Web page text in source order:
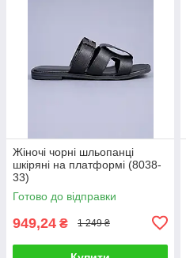
Жіночі чорні шльопанці
шкіряні на платформі (8038-
33)
Готово до відправки
949,24 ₴ 1 249 ₴